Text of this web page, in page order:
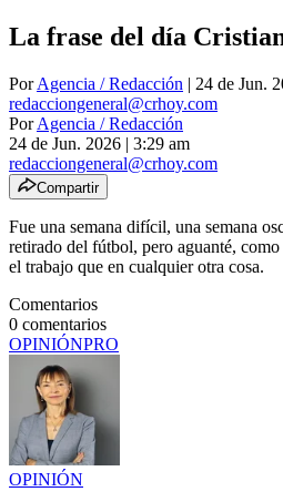
La frase del día
PorAgencia / Redacción | 24 de Jun.
redacciongeneral@crhoy.com
PorAgencia / Redacción
24 de Jun. 2026 | 3:29 am
redacciongeneral@crhoy.com
Compartir
Fue una semana difícil, una semana
retirado del fútbol, pero aguanté,
el trabajo que en cualquier otra cosa.
Comentarios
0 comentarios
OPINIÓNPRO
OPINIÓN